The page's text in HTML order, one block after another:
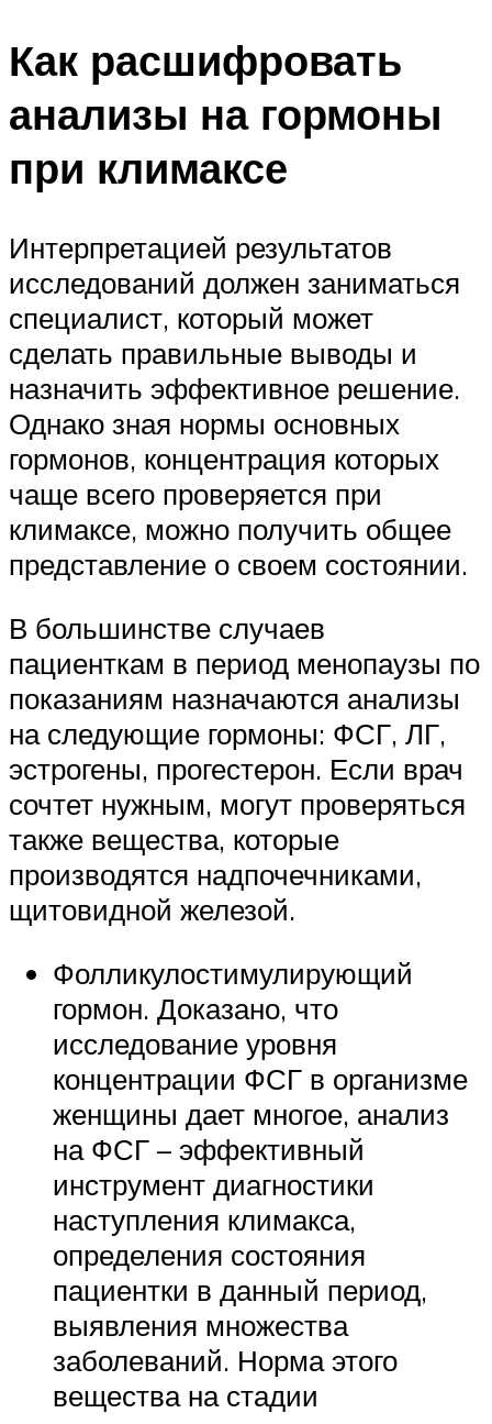
Как расшифровать
анализы на гормоны
при климаксе
Интерпретацией результатов
исследований должен заниматься
специалист, который может
сделать правильные выводы и
назначить эффективное решение.
Однако зная нормы основных
гормонов, концентрация которых
чаще всего проверяется при
климаксе, можно получить общее
представление о своем состоянии.
В большинстве случаев
пациенткам в период менопаузы по
показаниям назначаются анализы
на следующие гормоны: ФСГ, ЛГ,
эстрогены, прогестерон. Если врач
сочтет нужным, могут проверяться
также вещества, которые
производятся надпочечниками,
щитовидной железой.
Фолликулостимулирующий
гормон. Доказано, что
исследование уровня
концентрации ФСГ в организме
женщины дает многое, анализ
на ФСГ – эффективный
инструмент диагностики
наступления климакса,
определения состояния
пациентки в данный период,
выявления множества
заболеваний. Норма этого
вещества на стадии